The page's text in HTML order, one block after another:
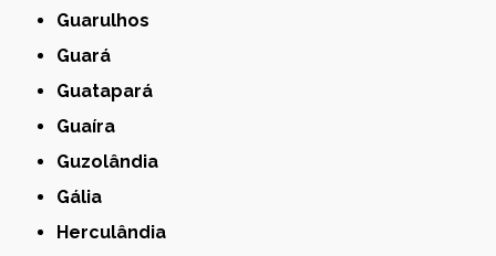
Guarulhos
Guará
Guatapará
Guaíra
Guzolândia
Gália
Herculândia